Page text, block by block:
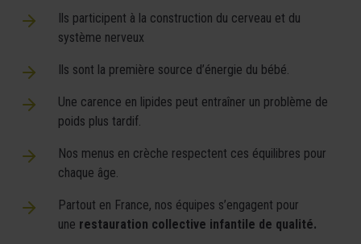
Ils participent à la construction du cerveau et du
système nerveux
Ils sont la première source d’énergie du bébé.
Une carence en lipides peut entraîner un problème de
poids plus tardif.
Nos menus en crèche respectent ces équilibres pour
chaque âge.
Partout en France, nos équipes s’engagent pour
une restauration collective infantile de qualité.